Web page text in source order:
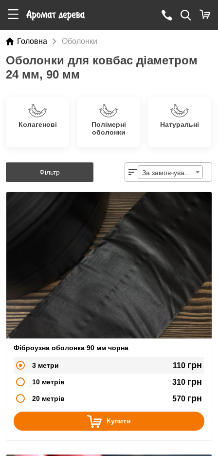
Головна Оболонки
Оболонки для ковбас діаметром
24 мм, 90 мм
Колагенові
Полімерні
оболонки
Натуральні
Фільтр
Фіброузна оболонка 90 мм чорна
3 метри 110 грн
10 метрів 310 грн
20 метрів 570 грн
Купити